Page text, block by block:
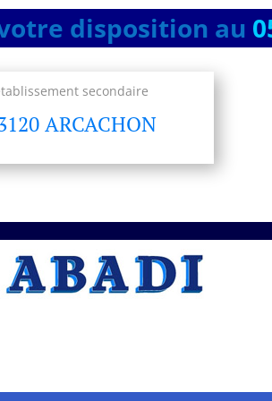
disposition au
secondaire
ARCACHON
Entreprise
Artisan –
intérieure, l’entreprise